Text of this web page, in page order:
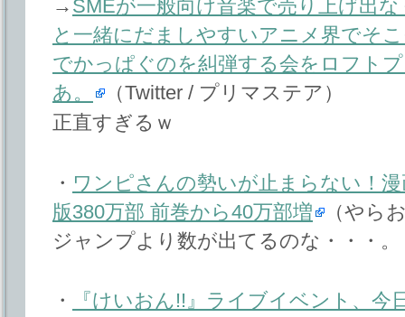
→ SMEが一般向け音楽で売り上げ出
と一緒にだましやすいアニメ界でそ
でかっぱぐのを糾弾する会をロフト
あ。
（Twitter / プリマステア）
正直すぎるｗ
・ ワンピさんの勢いが止まらない！
版380万部 前巻から40万部増
（やら
ジャンプより数が出てるのな・・・。
・
『けいおん!!』ライブイベント、今